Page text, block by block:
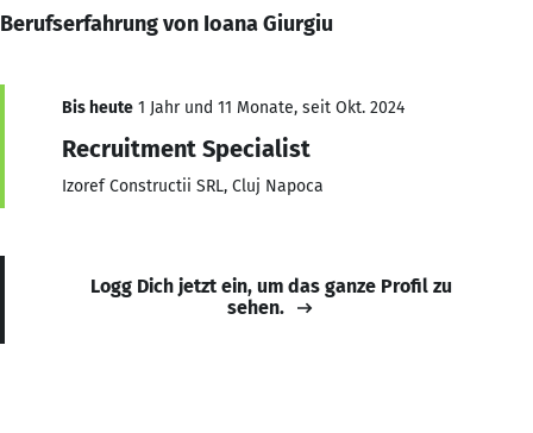
Berufserfahrung von Ioana Giurgiu
Bis heute 1 Jahr und 11 Monate, seit Okt. 2024
Recruitment Specialist
Izoref Constructii SRL, Cluj Napoca
Logg Dich jetzt ein, um das ganze Profil zu
sehen.